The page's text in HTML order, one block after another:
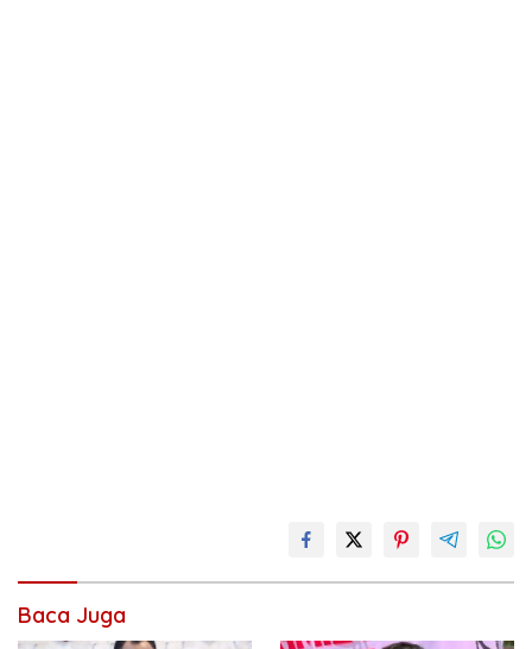
Baca Juga